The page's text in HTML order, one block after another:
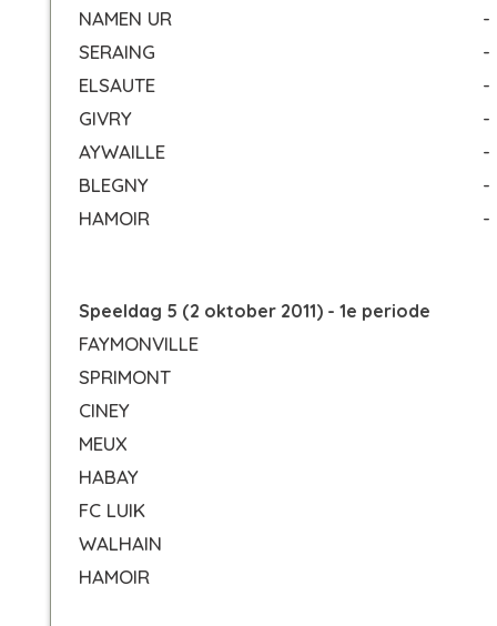
NAMEN UR
-
SERAING
-
ELSAUTE
-
GIVRY
-
AYWAILLE
-
BLEGNY
-
HAMOIR
-
Speeldag 5 (2 oktober 2011) - 1e periode
FAYMONVILLE
SPRIMONT
CINEY
MEUX
HABAY
FC LUIK
WALHAIN
HAMOIR